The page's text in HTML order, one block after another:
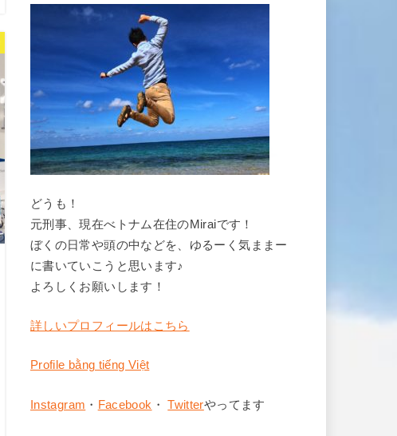
どうも！
元刑事、現在べトナム在住のMiraiです！
ぼくの日常や頭の中などを、ゆるーく気ままー
に書いていこうと思います♪
よろしくお願いします！
詳しいプロフィールはこちら
Profile bằng tiếng Việt
Instagram ・ Facebook ・Twitterやってます